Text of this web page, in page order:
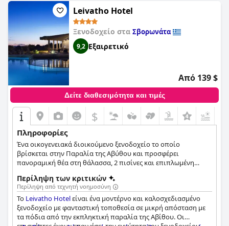
τζακούζι. Αυτές οι σουίτες παρέχουν ένα κομψό και ιδιωτικό
περιβάλλον για τους επισκέπτες να χαλαρώσουν στο δικό
τους υδρομασάζ.
Leivatho Hotel
Ξενοδοχείο στα Σβορωνάτα
9,2 Εξαιρετικό
Από 139 $
Δείτε διαθεσιμότητα και τιμές
$
Πληροφορίες
Ένα οικογενειακά διοικούμενο ξενοδοχείο το οποίο
βρίσκεται στην Παραλία της Αβύθου και προσφέρει
πανοραμική θέα στη θάλασσα, 2 πισίνες και επιπλωμένη
Περίληψη των κριτικών
Περίληψη από τεχνητή νοημοσύνη
Το Leivatho Hotelείναι ένα μοντέρνο και καλοσχεδιασμένο
ξενοδοχείο με φανταστική τοποθεσία σε μικρή απόσταση με
τα πόδια από την εκπληκτική παραλία της Αβίθου. Οι